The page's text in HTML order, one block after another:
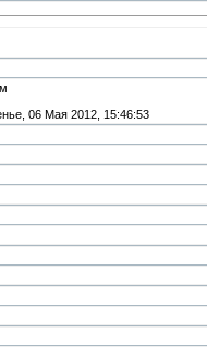
06 Мая 2012, 15:46:53